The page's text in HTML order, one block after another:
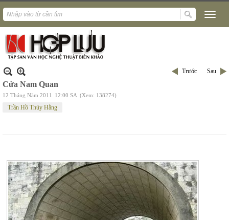
Trước Sau
Cửa Nam Quan
12 Tháng Năm 2011 12:00 SA (Xem: 138274)
Trần Hồ Thúy Hằng